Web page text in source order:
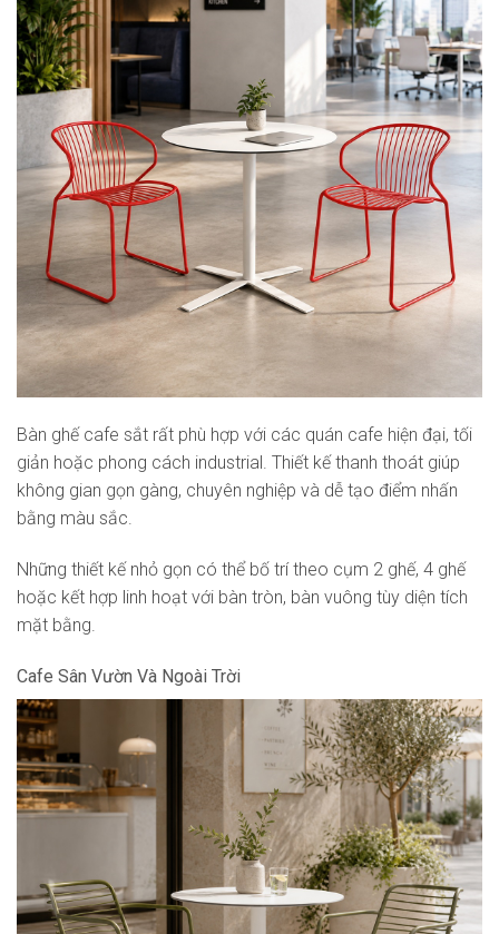
Bàn ghế cafe sắt rất phù hợp với các quán cafe hiện đại, tối
giản hoặc phong cách industrial. Thiết kế thanh thoát giúp
không gian gọn gàng, chuyên nghiệp và dễ tạo điểm nhấn
bằng màu sắc.
Những thiết kế nhỏ gọn có thể bố trí theo cụm 2 ghế, 4 ghế
hoặc kết hợp linh hoạt với bàn tròn, bàn vuông tùy diện tích
mặt bằng.
Cafe Sân Vườn Và Ngoài Trời